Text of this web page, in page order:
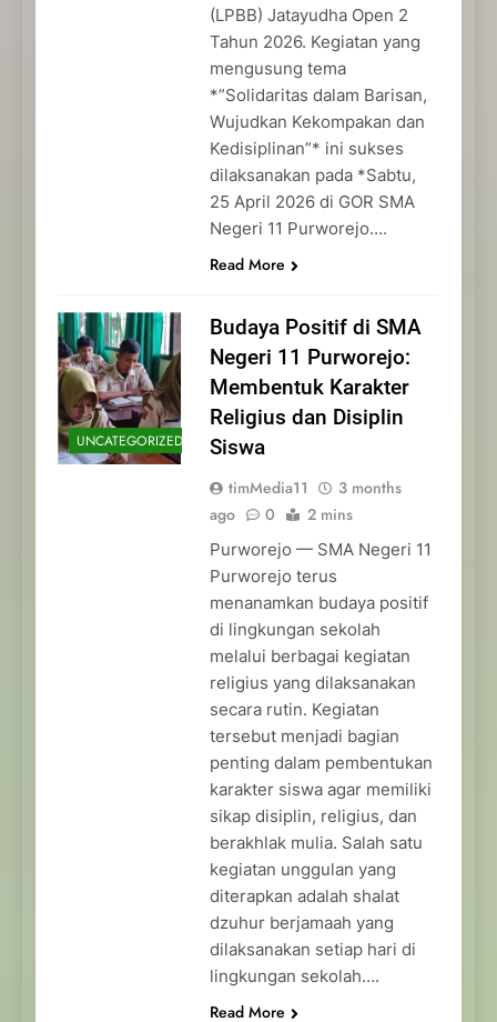
(LPBB) Jatayudha Open 2
Tahun 2026. Kegiatan yang
mengusung tema
*”Solidaritas dalam Barisan,
Wujudkan Kekompakan dan
Kedisiplinan”* ini sukses
dilaksanakan pada *Sabtu,
25 April 2026 di GOR SMA
Negeri 11 Purworejo….
Read More
UNCATEGORIZED
Budaya Positif di SMA
Negeri 11 Purworejo:
Membentuk Karakter
Religius dan Disiplin
Siswa
timMedia11
3 months
ago
0 2 mins
Purworejo — SMA Negeri 11
Purworejo terus
menanamkan budaya positif
di lingkungan sekolah
melalui berbagai kegiatan
religius yang dilaksanakan
secara rutin. Kegiatan
tersebut menjadi bagian
penting dalam pembentukan
karakter siswa agar memiliki
sikap disiplin, religius, dan
berakhlak mulia. Salah satu
kegiatan unggulan yang
diterapkan adalah shalat
dzuhur berjamaah yang
dilaksanakan setiap hari di
lingkungan sekolah….
Read More